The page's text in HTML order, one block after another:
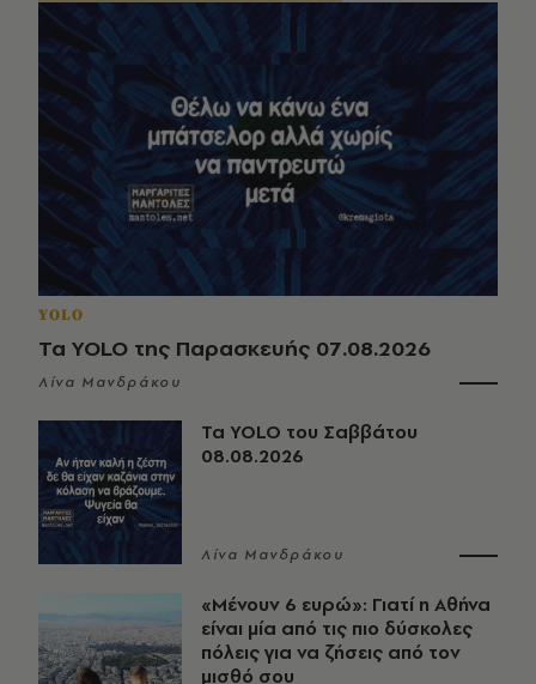
YOLO
Τα YOLO της Παρασκευής 07.08.2026
Λίνα Μανδράκου
Τα YOLO του Σαββάτου
08.08.2026
Λίνα Μανδράκου
«Μένουν 6 ευρώ»: Γιατί η Αθήνα
είναι μία από τις πιο δύσκολες
πόλεις για να ζήσεις από τον
μισθό σου